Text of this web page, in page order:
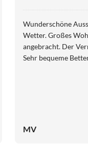
Wunderschöne
Wetter. Großes
angebracht. Der
Sehr bequeme
MV